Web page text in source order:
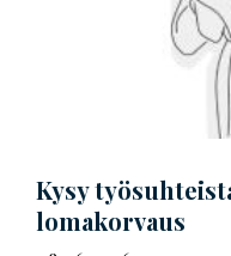
Kysy
lomakorvaus